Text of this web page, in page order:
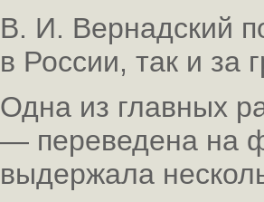
В. И. Вернадский
в России, так и за
Одна из главных
— переведена на
выдержала